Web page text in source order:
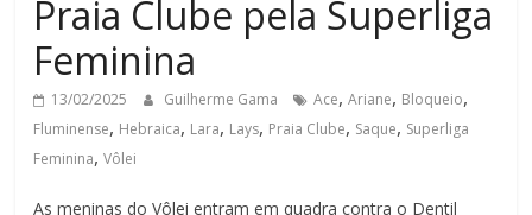
Praia Clube pela Superliga
Feminina
13/02/2025 Guilherme Gama Ace,Ariane, Bloqueio,
Fluminense, Hebraica, Lara, Lays, Praia Clube, Saque, Superliga
Feminina,Vôlei
As meninas do Vôlei entram em quadra contra o Dentil